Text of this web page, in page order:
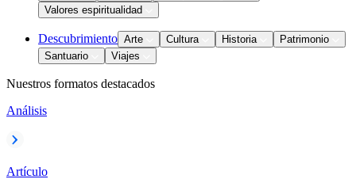
Valores espiritualidad
Descubrimiento Arte Cultura Historia
Patrimonio
Santuario
Viajes
Nuestros formatos destacados
Análisis
Artículo